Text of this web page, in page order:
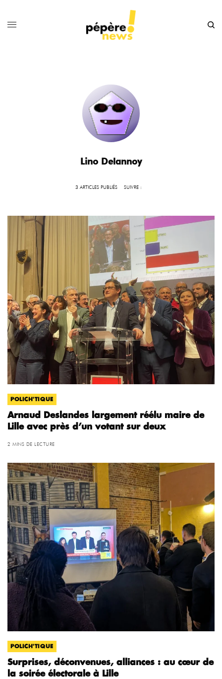
Lino Delannoy
3 ARTICLES PUBLIÉS SUIVRE :
POLICH'TIQUE
Arnaud Deslandes largement réélu maire de
Lille avec près d’un votant sur deux
2 MINS DE LECTURE
POLICH'TIQUE
Surprises, déconvenues, alliances : au cœur de
la soirée électorale à Lille